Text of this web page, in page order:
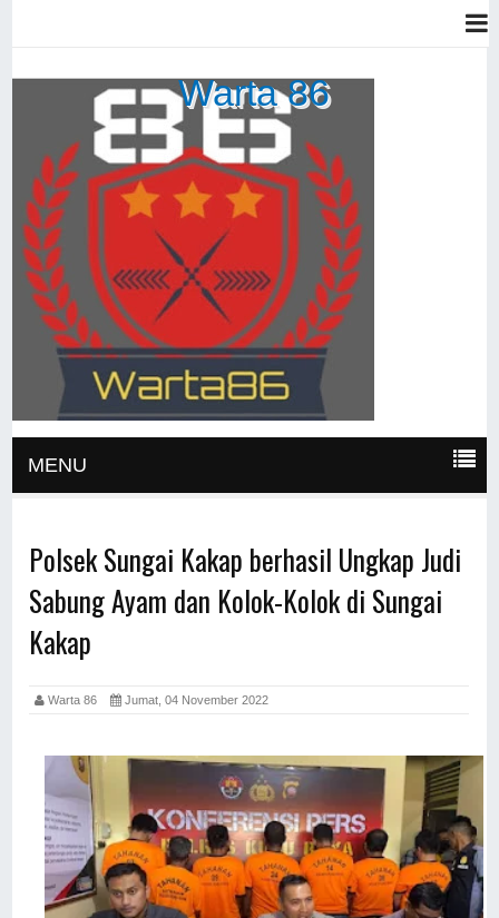
Warta 86
MENU
Polsek Sungai Kakap berhasil Ungkap Judi
Sabung Ayam dan Kolok-Kolok di Sungai
Kakap
Warta 86 Jumat, 04 November 2022